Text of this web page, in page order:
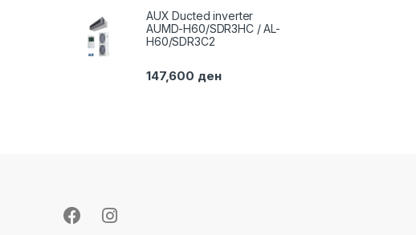
AUX Ducted inverter
AUMD-H60/SDR3HC / AL-
H60/SDR3C2
147,600 ден